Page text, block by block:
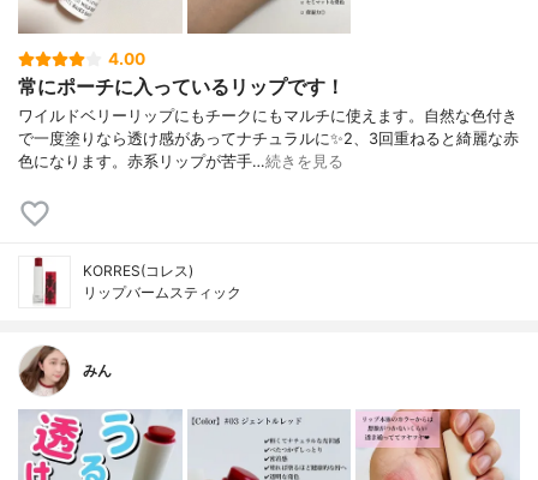
4.00
常にポーチに入っているリップです！
ワイルドベリーリップにもチークにもマルチに使えます。自然な色付き
で一度塗りなら透け感があってナチュラルに✨2、3回重ねると綺麗な赤
色になります。赤系リップが苦手…続きを見る
KORRES(コレス)
リップバームスティック
みん